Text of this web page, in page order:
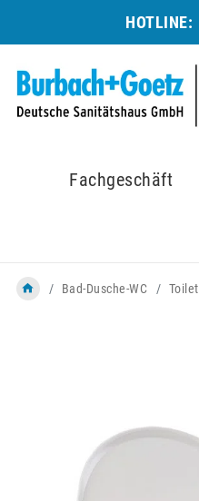
HOTLINE:
Fachgeschäft
Bad-Dusche-WC